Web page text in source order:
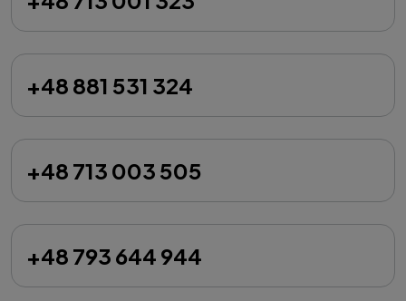
+48 881 531 324
+48 713 003 505
+48 793 644 944